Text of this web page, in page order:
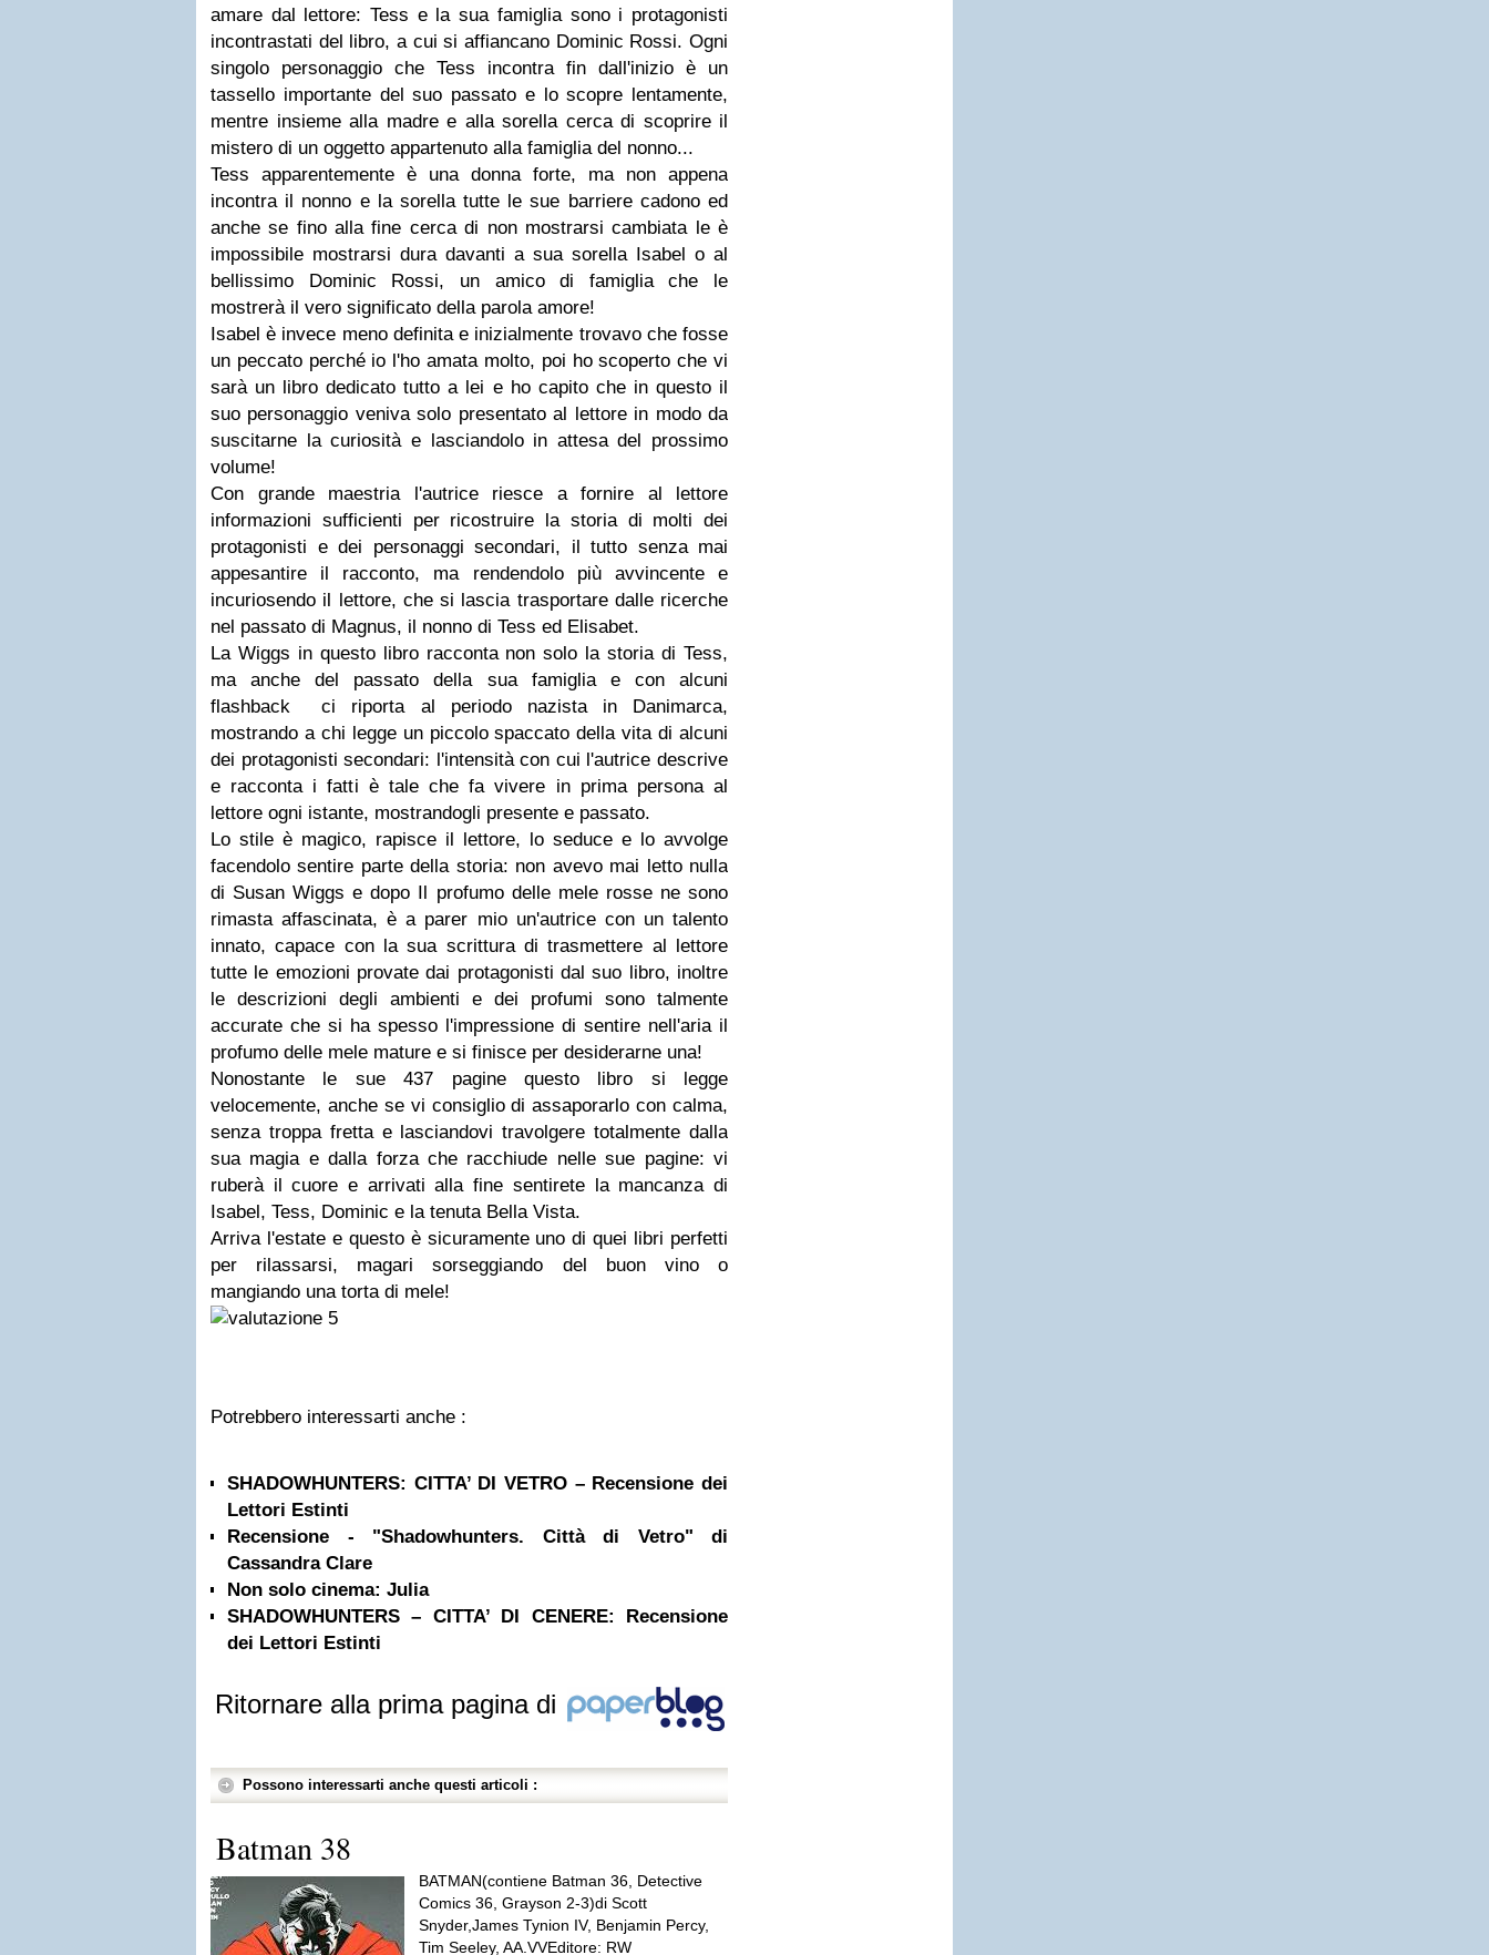
amare dal lettore: Tess e la sua famiglia sono i protagonisti
incontrastati del libro, a cui si affiancano Dominic Rossi. Ogni
singolo personaggio che Tess incontra fin dall'inizio è un
tassello importante del suo passato e lo scopre lentamente,
mentre insieme alla madre e alla sorella cerca di scoprire il
mistero di un oggetto appartenuto alla famiglia del nonno...
Tess apparentemente è una donna forte, ma non appena
incontra il nonno e la sorella tutte le sue barriere cadono ed
anche se fino alla fine cerca di non mostrarsi cambiata le è
impossibile mostrarsi dura davanti a sua sorella Isabel o al
bellissimo Dominic Rossi, un amico di famiglia che le
mostrerà il vero significato della parola amore!
Isabel è invece meno definita e inizialmente trovavo che fosse
un peccato perché io l'ho amata molto, poi ho scoperto che vi
sarà un libro dedicato tutto a lei e ho capito che in questo il
suo personaggio veniva solo presentato al lettore in modo da
suscitarne la curiosità e lasciandolo in attesa del prossimo
volume!
Con grande maestria l'autrice riesce a fornire al lettore
informazioni sufficienti per ricostruire la storia di molti dei
protagonisti e dei personaggi secondari, il tutto senza mai
appesantire il racconto, ma rendendolo più avvincente e
incuriosendo il lettore, che si lascia trasportare dalle ricerche
nel passato di Magnus, il nonno di Tess ed Elisabet.
La Wiggs in questo libro racconta non solo la storia di Tess,
ma anche del passato della sua famiglia e con alcuni
flashback ci riporta al periodo nazista in Danimarca,
mostrando a chi legge un piccolo spaccato della vita di alcuni
dei protagonisti secondari: l'intensità con cui l'autrice descrive
e racconta i fatti è tale che fa vivere in prima persona al
lettore ogni istante, mostrandogli presente e passato.
Lo stile è magico, rapisce il lettore, lo seduce e lo avvolge
facendolo sentire parte della storia: non avevo mai letto nulla
di Susan Wiggs e dopo Il profumo delle mele rosse ne sono
rimasta affascinata, è a parer mio un'autrice con un talento
innato, capace con la sua scrittura di trasmettere al lettore
tutte le emozioni provate dai protagonisti dal suo libro, inoltre
le descrizioni degli ambienti e dei profumi sono talmente
accurate che si ha spesso l'impressione di sentire nell'aria il
profumo delle mele mature e si finisce per desiderarne una!
Nonostante le sue 437 pagine questo libro si legge
velocemente, anche se vi consiglio di assaporarlo con calma,
senza troppa fretta e lasciandovi travolgere totalmente dalla
sua magia e dalla forza che racchiude nelle sue pagine: vi
ruberà il cuore e arrivati alla fine sentirete la mancanza di
Isabel, Tess, Dominic e la tenuta Bella Vista.
Arriva l'estate e questo è sicuramente uno di quei libri perfetti
per rilassarsi, magari sorseggiando del buon vino o
mangiando una torta di mele!
Potrebbero interessarti anche :
SHADOWHUNTERS: CITTA’ DI VETRO – Recensione dei
Lettori Estinti
Recensione - "Shadowhunters. Città di Vetro" di
Cassandra Clare
Non solo cinema: Julia
SHADOWHUNTERS – CITTA’ DI CENERE: Recensione
dei Lettori Estinti
Ritornare alla prima pagina di
Possono interessarti anche questi articoli :
Batman 38
BATMAN(contiene Batman 36, Detective
Comics 36, Grayson 2-3)di Scott
Snyder,James Tynion IV, Benjamin Percy,
Tim Seeley, AA.VVEditore: RW